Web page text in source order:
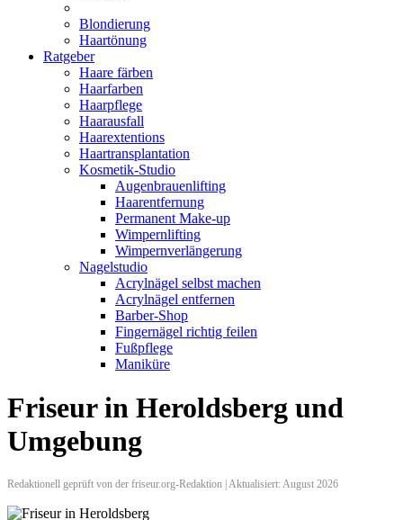
Blondierung
Haartönung
Ratgeber
Haare färben
Haarfarben
Haarpflege
Haarausfall
Haarextentions
Haartransplantation
Kosmetik-Studio
Augenbrauenlifting
Haarentfernung
Permanent Make-up
Wimpernlifting
Wimpernverlängerung
Nagelstudio
Acrylnägel selbst machen
Acrylnägel entfernen
Barber-Shop
Fingernägel richtig feilen
Fußpflege
Maniküre
Friseur in Heroldsberg und
Umgebung
Redaktionell geprüft von der friseur.org-Redaktion | Aktualisiert: August 2026